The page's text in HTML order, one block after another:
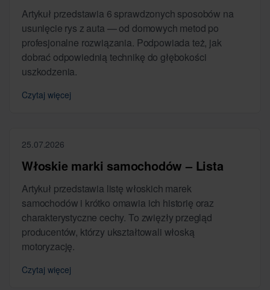
Artykuł przedstawia 6 sprawdzonych sposobów na
usunięcie rys z auta — od domowych metod po
profesjonalne rozwiązania. Podpowiada też, jak
dobrać odpowiednią technikę do głębokości
uszkodzenia.
Czytaj więcej
25.07.2026
Włoskie marki samochodów – Lista
Artykuł przedstawia listę włoskich marek
samochodów i krótko omawia ich historię oraz
charakterystyczne cechy. To zwięzły przegląd
producentów, którzy ukształtowali włoską
motoryzację.
Czytaj więcej